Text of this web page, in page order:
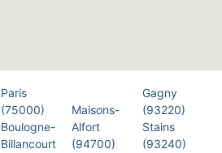
Paris
(75000)
Boulogne-
Billancourt
Maisons-
Alfort
(94700)
Gagny
(93220)
Stains
(93240)